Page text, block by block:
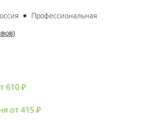
Профессиональная
)
610 ₽
от 415 ₽